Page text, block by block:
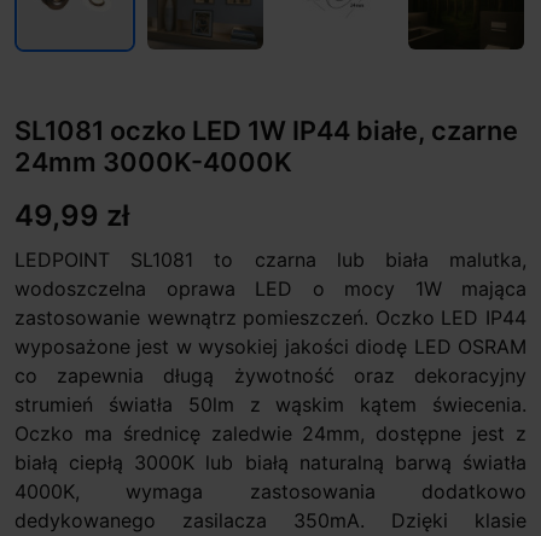
SL1081 oczko LED 1W IP44 białe, czarne
24mm 3000K-4000K
49,99 zł
LEDPOINT SL1081 to czarna lub biała malutka,
wodoszczelna oprawa LED o mocy 1W mająca
zastosowanie wewnątrz pomieszczeń. Oczko LED IP44
wyposażone jest w wysokiej jakości diodę LED OSRAM
co zapewnia długą żywotność oraz dekoracyjny
strumień światła 50lm z wąskim kątem świecenia.
Oczko ma średnicę zaledwie 24mm, dostępne jest z
białą ciepłą 3000K lub białą naturalną barwą światła
4000K, wymaga zastosowania dodatkowo
dedykowanego zasilacza 350mA. Dzięki klasie